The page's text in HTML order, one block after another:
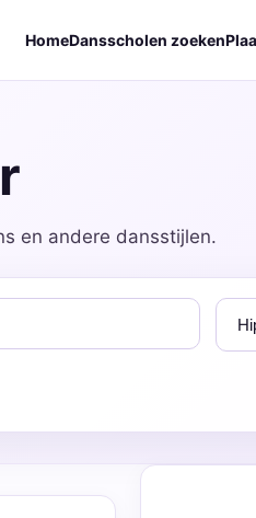
HomeDansscholen zoeken
en andere dansstijlen.